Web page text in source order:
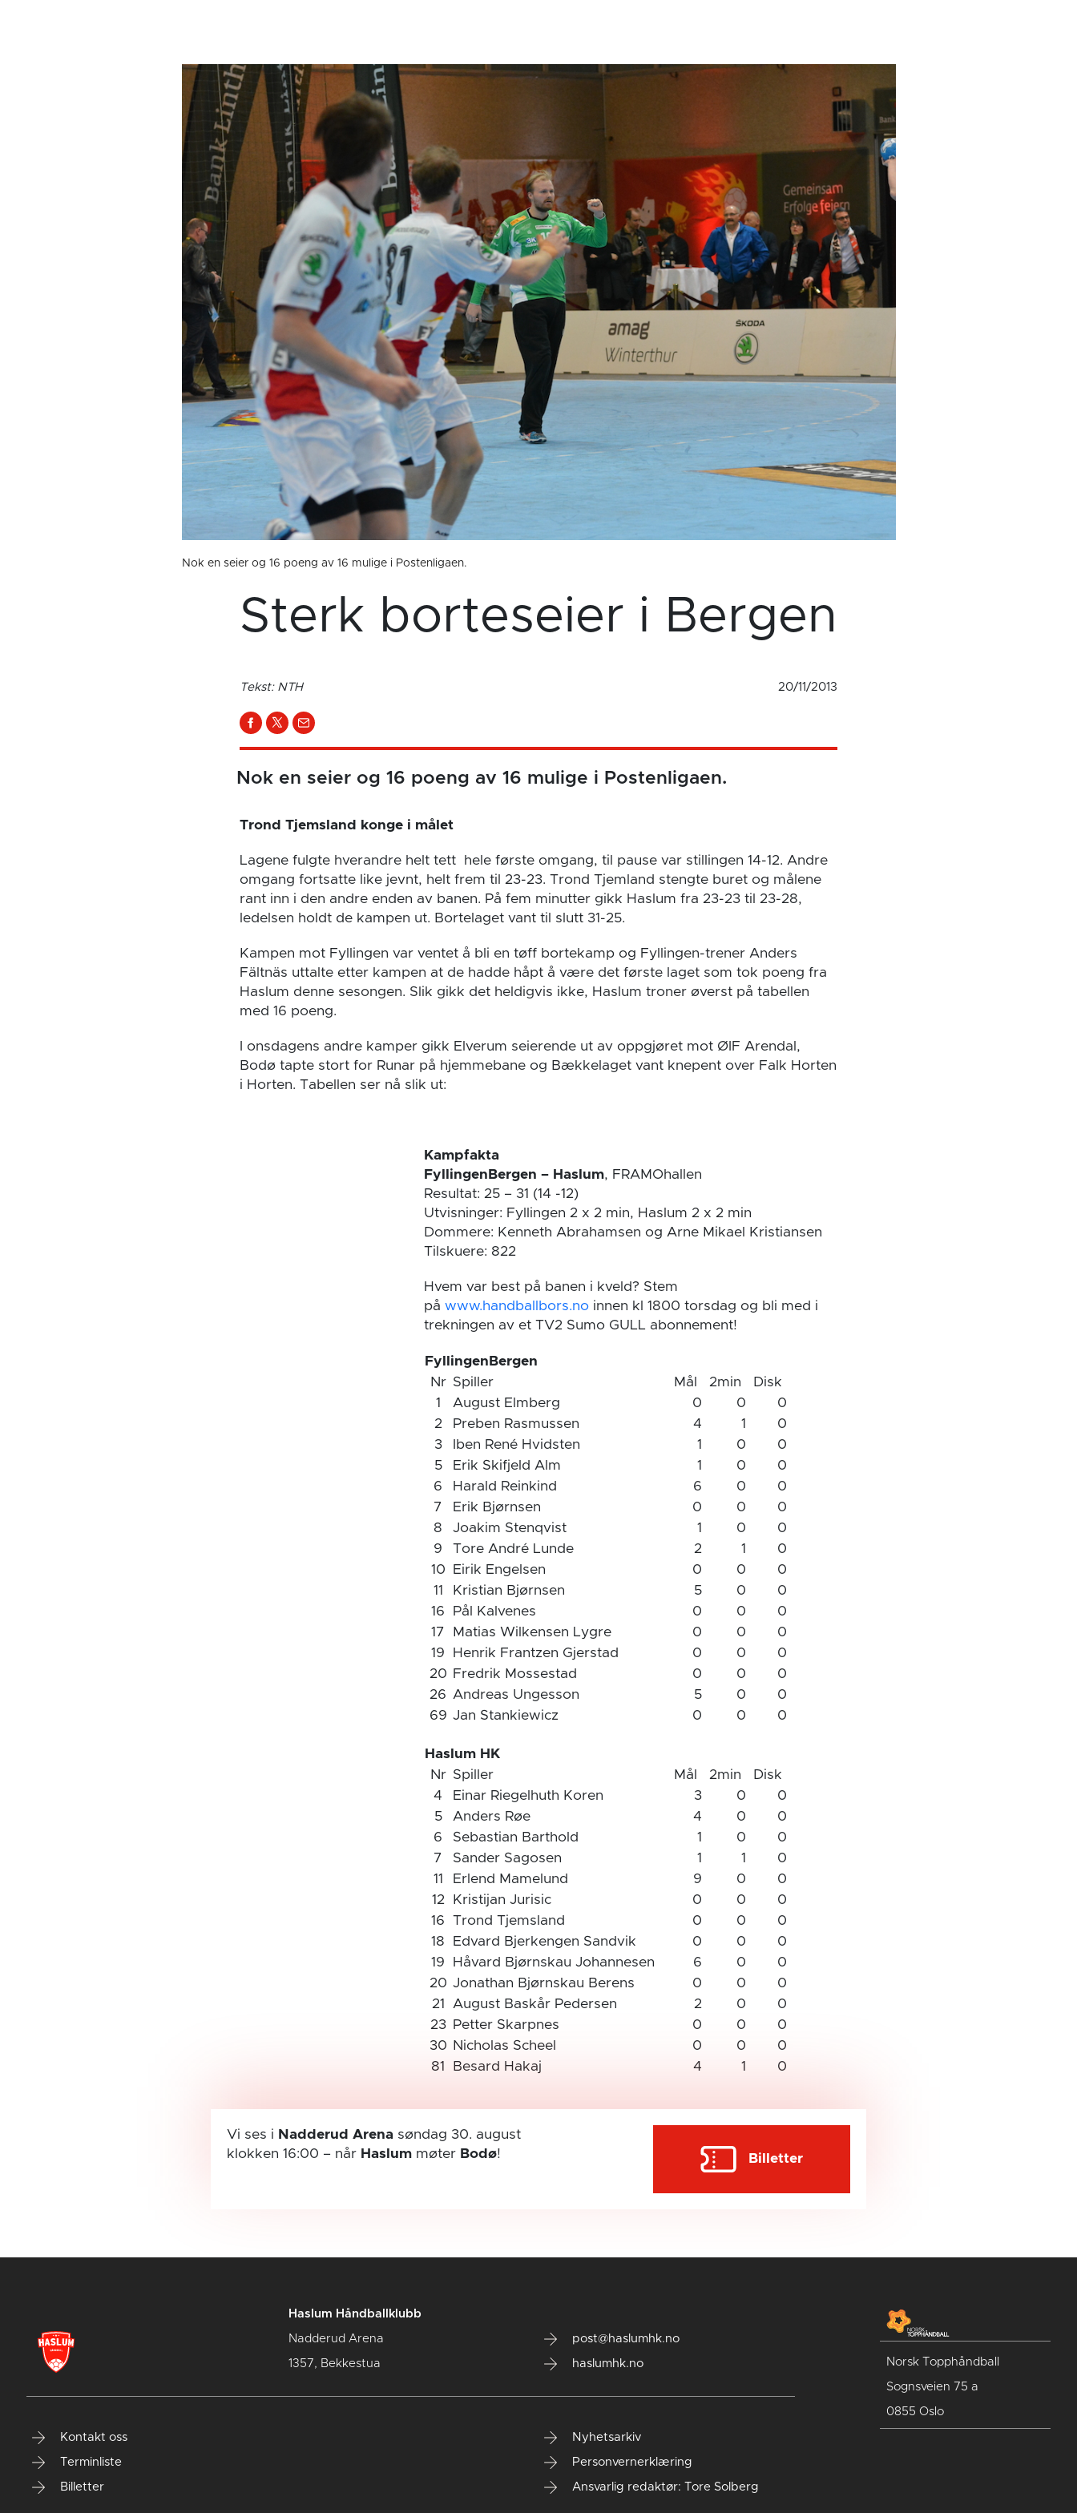
Nok en seier og 16 poeng av 16 mulige i Postenligaen.
Sterk borteseier i Bergen
Tekst: NTH 20/11/2013
Nok en seier og 16 poeng av 16 mulige i Postenligaen.
Trond Tjemsland konge i målet
Lagene fulgte hverandre helt tett hele første omgang, til pause var stillingen 14-12. Andre
omgang fortsatte like jevnt, helt frem til 23-23. Trond Tjemland stengte buret og målene
rant inn i den andre enden av banen. På fem minutter gikk Haslum fra 23-23 til 23-28,
ledelsen holdt de kampen ut. Bortelaget vant til slutt 31-25.
Kampen mot Fyllingen var ventet å bli en tøff bortekamp og Fyllingen-trener Anders
Fältnäs uttalte etter kampen at de hadde håpt å være det første laget som tok poeng fra
Haslum denne sesongen. Slik gikk det heldigvis ikke, Haslum troner øverst på tabellen
med 16 poeng.
I onsdagens andre kamper gikk Elverum seierende ut av oppgjøret mot ØIF Arendal,
Bodø tapte stort for Runar på hjemmebane og Bækkelaget vant knepent over Falk Horten
i Horten. Tabellen ser nå slik ut:
Kampfakta
FyllingenBergen – Haslum, FRAMOhallen
Resultat: 25 – 31 (14 -12)
Utvisninger: Fyllingen 2 x 2 min, Haslum 2 x 2 min
Dommere: Kenneth Abrahamsen og Arne Mikael Kristiansen
Tilskuere: 822
Hvem var best på banen i kveld? Stem
påwww.handballbors.no innen kl 1800 torsdag og bli med i
trekningen av et TV2 Sumo GULL abonnement!
FyllingenBergen
Nr Spiller Mål 2min
Disk
1
August Elmberg 0 0
0
2
Preben Rasmussen 4 1
0
3
Iben René Hvidsten 1 0
0
5
Erik Skifjeld Alm 1 0
0
6
Harald Reinkind 6 0
0
7
Erik Bjørnsen 0 0
0
8
Joakim Stenqvist 1 0
0
9
Tore André Lunde 2 1
0
10
Eirik Engelsen 0 0
0
11
Kristian Bjørnsen 5 0
0
16
Pål Kalvenes 0 0
0
17
Matias Wilkensen Lygre 0 0
0
19
Henrik Frantzen Gjerstad 0 0
0
20 Fredrik Mossestad 0 0
0
26 Andreas Ungesson 5 0
0
69 Jan Stankiewicz 0 0 0
Haslum HK
Nr Spiller Mål 2min
Disk
4
Einar Riegelhuth Koren 3 0
0
5
Anders Røe 4 0
0
6
Sebastian Barthold 1 0
0
7
Sander Sagosen 1 1
0
11
Erlend Mamelund 9 0
0
12
Kristijan Jurisic 0 0
0
16
Trond Tjemsland 0 0
0
18
Edvard Bjerkengen Sandvik 0 0
0
19
Håvard Bjørnskau Johannesen 6 0
0
20 Jonathan Bjørnskau Berens 0 0
0
21
August Baskår Pedersen 2 0
0
23 Petter Skarpnes 0 0
0
30
Nicholas Scheel 0 0
0
81
Besard Hakaj 4 1 0
Vi ses i Nadderud Arenasøndag 30. august
klokken 16:00 – når Haslummøter Bodø! Billetter
Haslum Håndballklubb
Nadderud Arena
1357, Bekkestua
post@haslumhk.no
haslumhk.no
Kontakt oss
Terminliste
Billetter
Nyhetsarkiv
Personvernerklæring
Ansvarlig redaktør: Tore Solberg
Norsk Topphåndball
Sognsveien 75 a
0855 Oslo